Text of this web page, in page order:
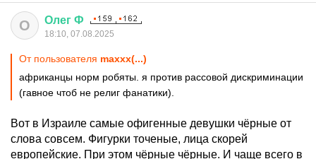
О Олег Ф
18:10, 07.08.2025
От пользователя maxxx(...)
африканцы норм робяты. я против рассовой дискриминации
(гавное чтоб не религ фанатики).
Вот в Израиле самые офигенные девушки чёрные от
слова совсем. Фигурки точеные, лица скорей
европейские. При этом чёрные чёрные. И чаще всего в